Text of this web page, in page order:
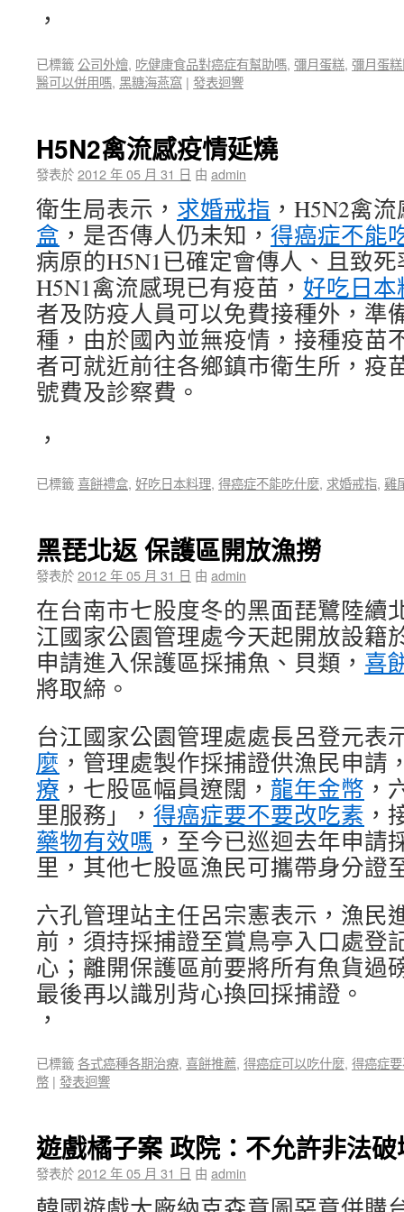
，
已標籤 公司外燴, 吃健康食品對癌症有幫助嗎, 彌月蛋糕, 彌月蛋
醫可以併用嗎, 黑糖海燕窩 | 發表迴響
H5N2禽流感疫情延燒
發表於2012 年 05 月 31 日 由 admin
衛生局表示， 求婚戒指 ，H5N2禽
盒 ，是否傳人仍未知， 得癌症不能
病原的H5N1已確定會傳人、且致
H5N1禽流感現已有疫苗， 好吃日本
者及防疫人員可以免費接種外，準
種，由於國內並無疫情，接種疫苗
者可就近前往各鄉鎮市衛生所，疫
號費及診察費。
，
已標籤喜餅禮盒, 好吃日本料理, 得癌症不能吃什麼, 求婚戒指, 雞
黑琵北返 保護區開放漁撈
發表於2012 年 05 月 31 日 由 admin
在台南市七股度冬的黑面琵鷺陸續
江國家公園管理處今天起開放設籍
申請進入保護區採捕魚、貝類， 喜
將取締。
台江國家公園管理處處長呂登元表
麼 ，管理處製作採捕證供漁民申請
療 ，七股區幅員遼闊， 龍年金幣 ，
里服務」， 得癌症要不要改吃素 ，
藥物有效嗎 ，至今已巡迴去年申請
里，其他七股區漁民可攜帶身分證
六孔管理站主任呂宗憲表示，漁民
前，須持採捕證至賞鳥亭入口處登
心；離開保護區前要將所有魚貨過
最後再以識別背心換回採捕證。
，
已標籤各式癌種各期治療, 喜餅推薦, 得癌症可以吃什麼, 得癌症
幣 | 發表迴響
遊戲橘子案 政院：不允許非法
發表於2012 年 05 月 31 日 由 admin